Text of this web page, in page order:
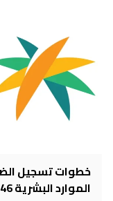
خطوات تسجيل
الموارد البشرية 1446: الشروط والمستحقات